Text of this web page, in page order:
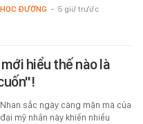
HỌC ĐƯỜNG - 5 giờ trước
hiểu thế nào là
Nhan sắc ngày càng mặn mà của
đại mỹ nhân này khiến nhiều